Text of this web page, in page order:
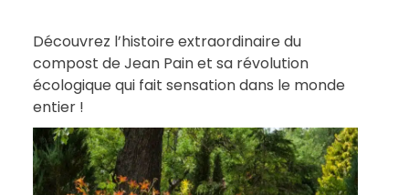
Découvrez l’histoire extraordinaire du
compost de Jean Pain et sa révolution
écologique qui fait sensation dans le monde
entier !